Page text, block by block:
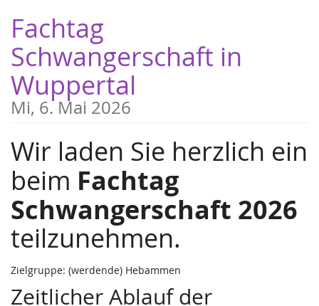
Haupt-
Inhalt
springen
Fachtag
Schwangerschaft in
Wuppertal
Mi, 6. Mai 2026
Wir laden Sie herzlich ein
beim Fachtag
Schwangerschaft 2026
teilzunehmen.
Zielgruppe: (werdende) Hebammen
Zeitlicher Ablauf der